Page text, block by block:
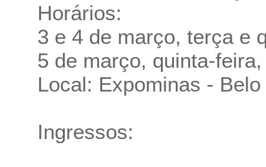
Horários:
3 e 4 de março, terça e
5 de março, quinta-
Local: Expominas -
Ingressos: